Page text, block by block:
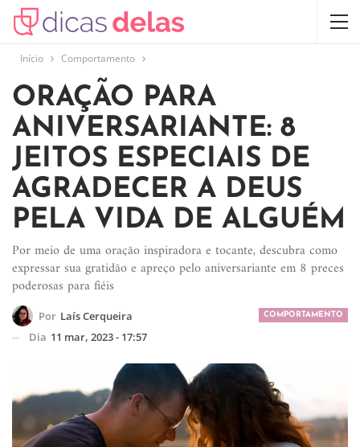
Início Comportamento
ORAÇÃO PARA
ANIVERSARIANTE: 8
JEITOS ESPECIAIS DE
AGRADECER A DEUS
PELA VIDA DE ALGUÉM
Por meio de uma oração inspiradora e tocante, descubra como
expressar sua gratidão e apreço pelo aniversariante em 8 preces
poderosas para fiéis
COMPORTAMENTO
Por Laís Cerqueira
Dia 11 mar, 2023 - 17:57